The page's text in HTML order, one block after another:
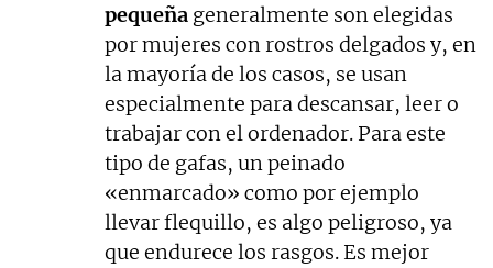
pequeña generalmente son elegidas
por mujeres con rostros delgados y, en
la mayoría de los casos, se usan
especialmente para descansar, leer o
trabajar con el ordenador. Para este
tipo de gafas, un peinado
«enmarcado» como por ejemplo
llevar flequillo, es algo peligroso, ya
que endurece los rasgos. Es mejor